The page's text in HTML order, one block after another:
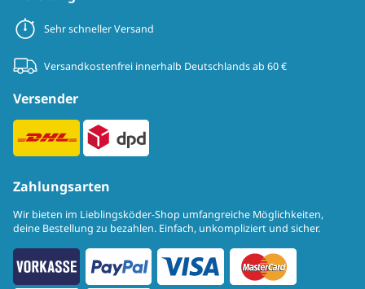
Sehr schneller Versand
Versandkostenfrei innerhalb Deutschlands ab 60 €
Versender
Zahlungsarten
Wir bieten im Lieblingsköder-Shop umfangreiche Möglichkeiten,
deine Bestellung zu bezahlen. Einfach, unkompliziert und sicher.